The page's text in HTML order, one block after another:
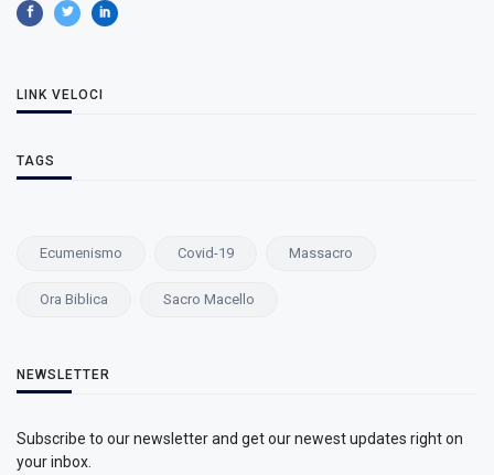
LINK VELOCI
TAGS
Ecumenismo Covid-19 Massacro
Ora Biblica Sacro Macello
NEWSLETTER
Subscribe to our newsletter and get our newest updates right on
your inbox.